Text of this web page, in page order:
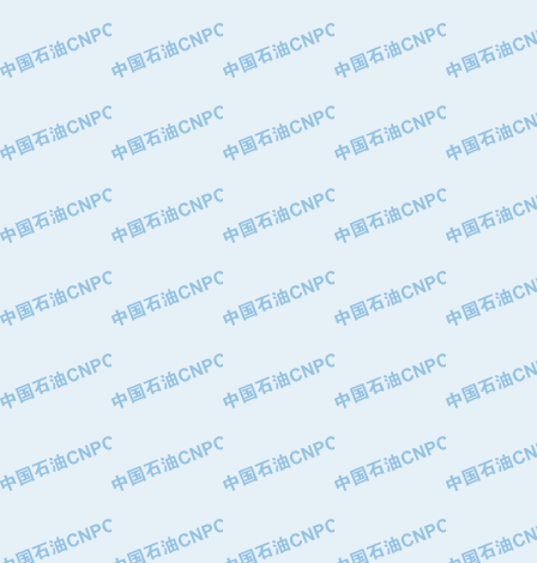
·中国石油锦西石化分公司
·大港油田集团有限责任公司
·深圳市肯多斯实业发展有限公司
·山东墨龙石油机械股份有限公司
·无锡西姆莱斯石油专用管制造有限公
·武汉钢铁（集团）公司
·马鞍山钢铁股份有限公司
·中国石油天然气股份有限公司兰州石
·中国石化茂名石化分公司
·中国石油大港油田分公司
·靖江市天和泵业有限公司
·中油油气勘探软件国家工程研究中心
·西安长庆钻宇集团咸阳石化有限公司
·新疆新冠控制系统工程有限公司
·新疆安维消防设施器材有限公司
·华北石油津工机械制造有限公司